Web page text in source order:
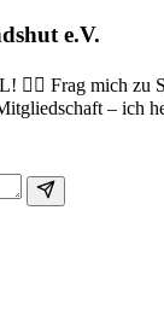
e.V.
🏋️‍♀️ Frag mich zu
– ich